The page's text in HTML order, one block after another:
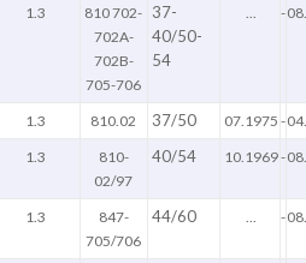
1.3
810 702-
702A-
702B-
705-706
37-
40/50-
54
-
1.3 810.02 37/50 07.1975 -
1.3
810-
02/97
40/54 10.1969-
1.3
847-
705/706
44/60 -